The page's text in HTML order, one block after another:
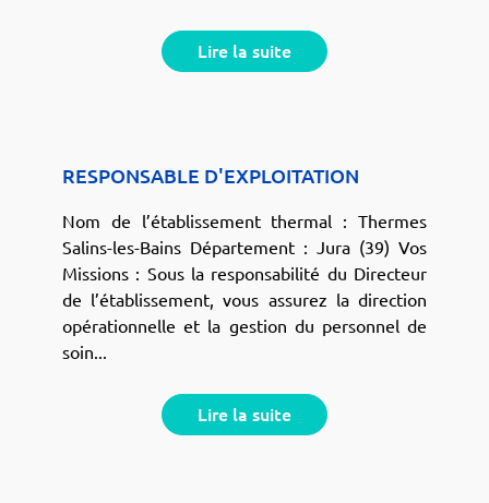
Lire la suite
RESPONSABLE D'EXPLOITATION
Nom de l’établissement thermal : Thermes
Salins-les-Bains Département : Jura (39) Vos
Missions : Sous la responsabilité du Directeur
de l’établissement, vous assurez la direction
opérationnelle et la gestion du personnel de
soin...
Lire la suite